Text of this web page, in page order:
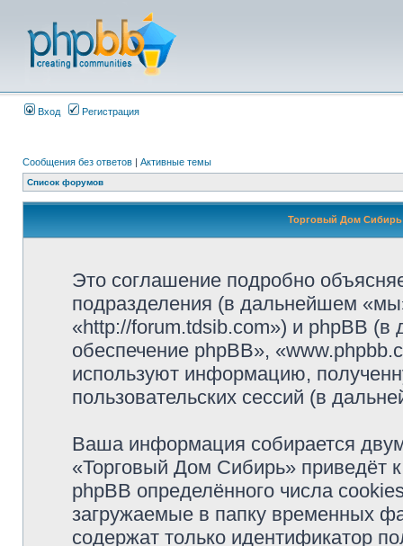
Вход Регистрация
Сообщения без ответов | Активные темы
Список форумов
Торговый Дом
Это соглашение подробно
подразделения (в дальнейшем
«http://forum.tdsib.com») и phpBB
обеспечение phpBB»,
используют информацию,
пользовательских сессий (в
Ваша информация собирается
«Торговый Дом Сибирь» приведёт
phpBB определённого числа
загружаемые в папку временных
содержат только идентификатор